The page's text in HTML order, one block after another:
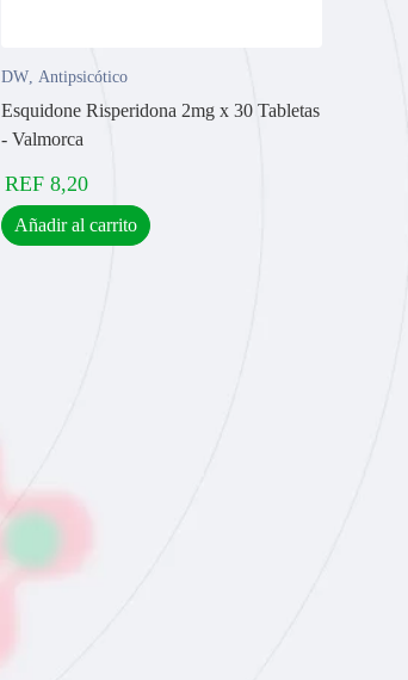
DW, Antipsicótico
Esquidone Risperidona 2mg x 30 Tabletas
- Valmorca
REF 8,20
Añadir al carrito